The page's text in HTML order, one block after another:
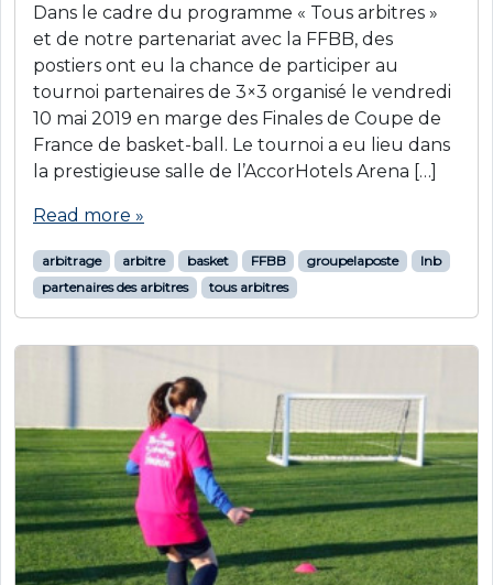
Dans le cadre du programme « Tous arbitres »
et de notre partenariat avec la FFBB, des
postiers ont eu la chance de participer au
tournoi partenaires de 3×3 organisé le vendredi
10 mai 2019 en marge des Finales de Coupe de
France de basket-ball. Le tournoi a eu lieu dans
la prestigieuse salle de l’AccorHotels Arena […]
Read more »
arbitrage arbitre basket FFBB groupelaposte
lnb
partenaires des arbitres
tous arbitres